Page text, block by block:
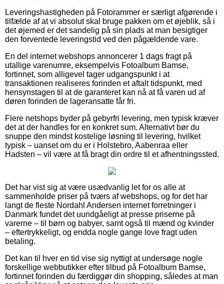
Leveringshastigheden på Fotorammer er særligt afgørende i
tilfælde af at vi absolut skal bruge pakken om et øjeblik, så i
det øjemed er det sandelig på sin plads at man besigtiger
den forventede leveringstid ved den pågældende vare.
En del internet webshops annoncerer 1 dags fragt på
utallige varenumre, eksempelvis Fotoalbum Bamse,
fortinnet, som alligevel tager udgangspunkt i at
transaktionen realiseres forinden et aftalt tidspunkt, med
hensynstagen til at de garanteret kan nå at få varen ud af
døren forinden de lageransatte får fri.
Flere netshops byder på gebyrfri levering, men typisk kræver
det at der handles for en konkret sum. Alternativt bør du
snuppe den mindst kostelige løsning til levering, hvilket
typisk – uanset om du er i Holstebro, Aabenraa eller
Hadsten – vil være at få bragt din ordre til et afhentningssted.
Det har vist sig at være usædvanlig let for os alle at
sammenholde priser på tværs af webshops, og for det har
langt de fleste Nordahl Andersen internet forretninger i
Danmark fundet det uundgåeligt at presse priserne på
varerne – til børn og babyer, samt også til mænd og kvinder
– eftertrykkeligt, og endda nogle gange love fragt uden
betaling.
Det kan til hver en tid vise sig nyttigt at undersøge nogle
forskellige webbutikker efter tilbud på Fotoalbum Bamse,
fortinnet forinden du færdiggør din shopping, således at man